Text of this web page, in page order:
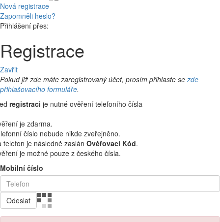
Nová registrace
Zapomněli heslo?
Přihlášení přes:
Registrace
Zavřit
Pokud již zde máte zaregistrovaný účet, prosím přihlaste se zde
přihlašovacího formuláře.
registraci je nutné ověření telefoního čísla
je zdarma.
číslo nebude nikde zveřejněno.
telefon je následně zaslán Ověřovací Kód.
je možné pouze z českého čísla.
Mobilní číslo
Odeslat